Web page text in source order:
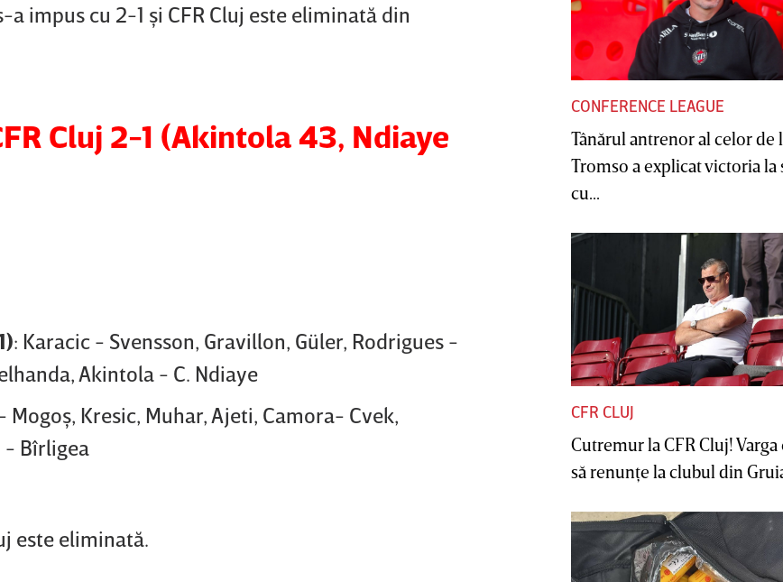
impus cu 2-1 şi CFR Cluj este eliminată din
Cluj 2-1 (Akintola 43, Ndiaye
: Karacic - Svensson, Gravillon, Güler, Rodrigues -
Akintola - C. Ndiaye
Mogoş, Kresic, Muhar, Ajeti, Camora- Cvek,
- Bîrligea
este eliminată.
CONFERENCE LEAGUE
Tânărul antrenor al celor de
Tromso a explicat victoria la
cu...
CFR CLUJ
Cutremur la CFR Cluj! Varga
să renunţe la clubul din